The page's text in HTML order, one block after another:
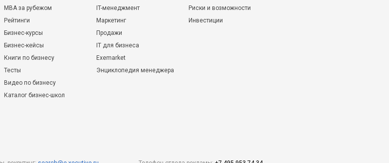
MBA за рубежом
Рейтинги
Бизнес-курсы
Бизнес-кейсы
Книги по бизнесу
Тесты
Видео по бизнесу
Каталог бизнес-школ
IT-менеджмент
Маркетинг
Продажи
IT для бизнеса
Exemarket
Энциклопедия менеджера
Риски и возможности
Инвестиции